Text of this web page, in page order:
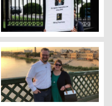
واشنطن تعلن إفراج طهران عن